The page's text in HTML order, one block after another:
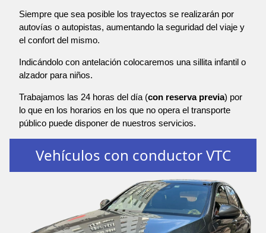
Siempre que sea posible los trayectos se realizarán por
autovías o autopistas, aumentando la seguridad del viaje y
el confort del mismo.
Indicándolo con antelación colocaremos una sillita infantil o
alzador para niños.
Trabajamos las 24 horas del día (con reserva previa) por
lo que en los horarios en los que no opera el transporte
público puede disponer de nuestros servicios.
Vehículos con conductor VTC